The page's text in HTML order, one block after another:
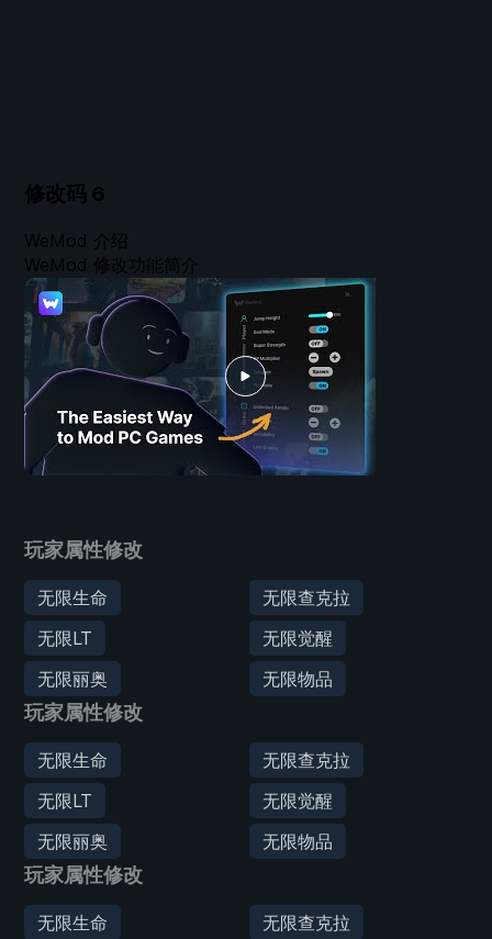
修改码 6
玩家属性修改
无限生命
无限查克拉
无限LT
无限觉醒
无限丽奥
无限物品
玩家属性修改
无限生命
无限查克拉
无限LT
无限觉醒
无限丽奥
无限物品
玩家属性修改
无限生命
无限查克拉
WeMod 介绍
WeMod 修改功能简介